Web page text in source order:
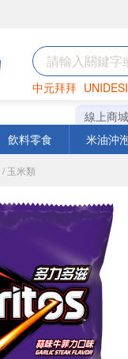
中元拜拜
罐頭 海苔
線上商城
飲料零食 米油沖
/ 玉米類